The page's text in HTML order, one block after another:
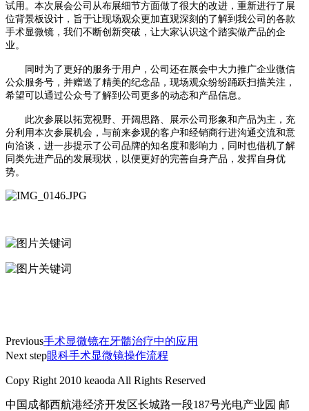
试用。本次展会公司从布展细节方面做了很大的改进，重新进行了展
位背景板设计，旨于让现场观众更加直观深刻的了解到我公司的各款
手术显微镜，我们不断创新突破，让大家认识这个踏实做产品的企
业。
同时为了更好的服务于用户，公司还在展会中大力推广企业微信
公众服务号，并赠送了精美的纪念品，现场观众纷纷踊跃扫描关注，
希望可以通过公众号了解到公司更多的动态和产品信息。
此次参展以拓宽视野、开阔思路、展示公司形象和产品为主，充
分利用本次参展机会，与前来参观的客户和经销商行进沟通交流和意
向洽谈，进一步提示了公司品牌的知名度和影响力，同时也借机了解
同类先进产品的发展现状，以便更好的完善自身产品，发挥自身优
势。
Previous手术显微镜在牙髓治疗中的应用
Next step眼科手术显微镜操作流程
Copy Right 2010 keaoda All Rights Reserved
中国成都西航港经济开发区长城路一段187号光电产业园 邮